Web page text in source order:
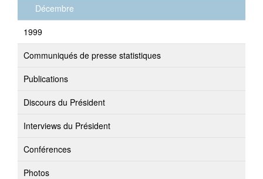
Décembre
1999
Communiqués de presse statistiques
Publications
Discours du Président
Interviews du Président
Conférences
Photos